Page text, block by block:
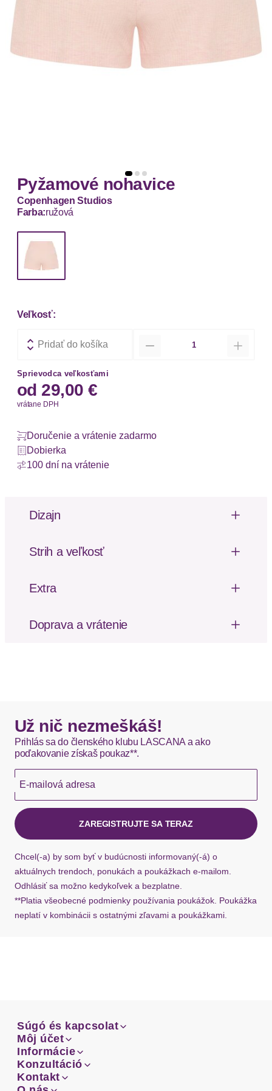
Pyžamové nohavice
Copenhagen Studios
Farba:ružová
Veľkosť:
Pridať do košíka
Sprievodca veľkosťami
od 29,00 €
vrátane DPH
Doručenie a vrátenie zadarmo
Dobierka
100 dní na vrátenie
Dizajn
Vzor: Melírované
Strih a veľkosť
Výška pásu: Stredne vysoký pás
Extra
Doprava a vrátenie
Okamžite dostupné položky sú zvyčajne doručené
kuriérom DHL do 1-3 pracovných dní.
Hermes - 0,00 EUR
Okamžite dostupné položky sú zvyčajne doručené
kuriérom Hermes do 1-3 pracovných dní.
Už nič nezmeškáš!
Prihlás sa do členského klubu LASCANA a ako
poďakovanie získaš poukaz**.
E-mailová adresa
ZAREGISTRUJTE SA TERAZ
Chcel(-a) by som byť v budúcnosti informovaný(-á) o
aktuálnych trendoch, ponukách a poukážkach e-mailom.
Odhlásiť sa možno kedykoľvek a bezplatne.
**Platia všeobecné podmienky používania poukážok. Poukážka
neplatí v kombinácii s ostatnými zľavami a poukážkami.
Súgó és kapcsolat
Email
Facebook
Súgó és kapcsolat
Email
Facebook
Môj účet
Prehľad objednávok
Môj účet
Prehľad objednávok
Informácie
Doprava
Informácie
Doprava
Konzultáció
Sprievodca-veľkosťami
Konzultáció
Kontakt
Kontakt